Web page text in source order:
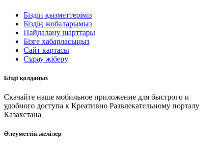
Біздің қызметтеріміз
Біздің жобаларымыз
Пайдалану шарттары
Бізге хабарласыңыз
Сайт картасы
Сұрау жіберу
Бізді қолдаңыз
Скачайте наше мобильное приложение для быстрого и
удобного доступа к Креативно Развлекательному порталу
Казахстана
Әлеуметтік желілер